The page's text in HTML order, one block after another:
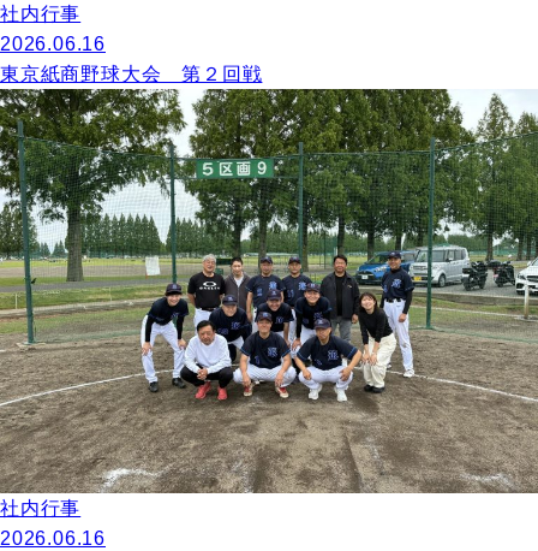
社内行事
2026.06.16
東京紙商野球大会 第２回戦
社内行事
2026.06.16